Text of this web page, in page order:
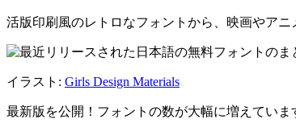
活版印刷風のレトロなフォントから、映画やア
イラスト: Girls Design Materials
最新版を公開 ！フォントの数が大幅に増えていま